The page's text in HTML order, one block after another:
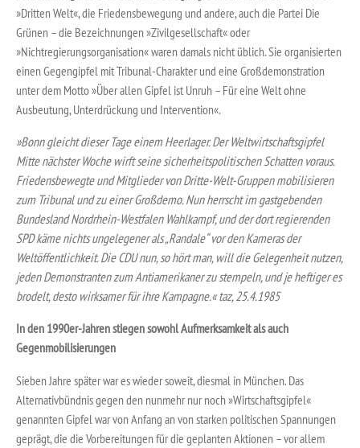
»Dritten Welt«, die Friedensbewegung und andere, auch die Partei Die
Grünen – die Bezeichnungen »Zivilgesellschaft« oder
»Nichtregierungsorganisation« waren damals nicht üblich. Sie organisierten
einen Gegengipfel mit Tribunal-Charakter und eine Großdemonstration
unter dem Motto »Über allen Gipfel ist Unruh – Für eine Welt ohne
Ausbeutung, Unterdrückung und Intervention«.
»Bonn gleicht dieser Tage einem Heerlager. Der Weltwirtschaftsgipfel
Mitte nächster Woche wirft seine sicherheitspolitischen Schatten voraus.
Friedensbewegte und Mitglieder von Dritte-Welt-Gruppen mobilisieren
zum Tribunal und zu einer Großdemo. Nun herrscht im gastgebenden
Bundesland Nordrhein-Westfalen Wahlkampf, und der dort regierenden
SPD käme nichts ungelegener als „Randale“ vor den Kameras der
Weltöffentlichkeit. Die CDU nun, so hört man, will die Gelegenheit nutzen,
jeden Demonstranten zum Antiamerikaner zu stempeln, und je heftiger es
brodelt, desto wirksamer für ihre Kampagne.« taz, 25.4.1985
In den 1990er-Jahren stiegen sowohl Aufmerksamkeit als auch
Gegenmobilisierungen
Sieben Jahre später war es wieder soweit, diesmal in München. Das
Alternativbündnis gegen den nunmehr nur noch »Wirtschaftsgipfel«
genannten Gipfel war von Anfang an von starken politischen Spannungen
geprägt, die die Vorbereitungen für die geplanten Aktionen – vor allem